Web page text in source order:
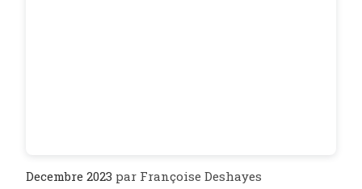
Decembre 2023 par Françoise Deshayes